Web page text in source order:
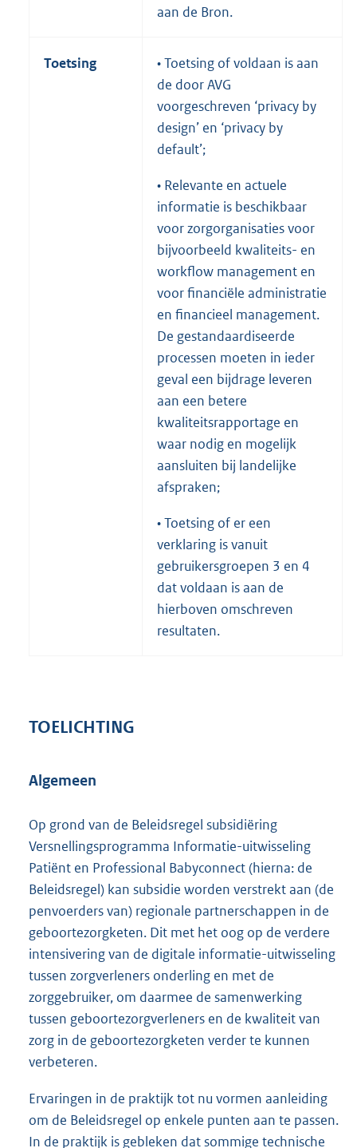
aan de Bron.
Toetsing
• Toetsing of voldaan is aan
de door AVG
voorgeschreven ‘privacy by
design’ en ‘privacy by
default’;
• Relevante en actuele
informatie is beschikbaar
voor zorgorganisaties voor
bijvoorbeeld kwaliteits- en
workflow management en
voor financiële administratie
en financieel management.
De gestandaardiseerde
processen moeten in ieder
geval een bijdrage leveren
aan een betere
kwaliteitsrapportage en
waar nodig en mogelijk
aansluiten bij landelijke
afspraken;
• Toetsing of er een
verklaring is vanuit
gebruikersgroepen 3 en 4
dat voldaan is aan de
hierboven omschreven
resultaten.
TOELICHTING
Algemeen
Op grond van de Beleidsregel subsidiëring
Versnellingsprogramma Informatie-uitwisseling
Patiënt en Professional Babyconnect (hierna: de
Beleidsregel) kan subsidie worden verstrekt aan (de
penvoerders van) regionale partnerschappen in de
geboortezorgketen. Dit met het oog op de verdere
intensivering van de digitale informatie-uitwisseling
tussen zorgverleners onderling en met de
zorggebruiker, om daarmee de samenwerking
tussen geboortezorgverleners en de kwaliteit van
zorg in de geboortezorgketen verder te kunnen
verbeteren.
Ervaringen in de praktijk tot nu vormen aanleiding
om de Beleidsregel op enkele punten aan te passen.
In de praktijk is gebleken dat sommige technische